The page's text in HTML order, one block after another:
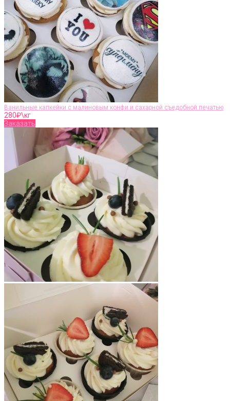
Ванильные капкейки с малиновым конфи и сахарной съедобной печатью
280₽\кг
Заказать